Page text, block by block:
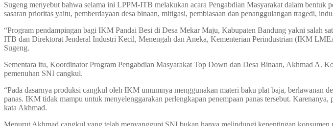
Sugeng menyebut bahwa selama ini LPPM-ITB melakukan acara Pengabdian Masyarakat dalam
sasaran prioritas yaitu, pemberdayaan desa binaan, mitigasi, pembiasaan dan penanggulangan tragedi,
“Program pendampingan bagi IKM Pandai Besi di Desa Mekar Maju, Kabupaten Bandung yakni salah
ITB dan Direktorat Jenderal Industri Kecil, Menengah dan Aneka, Kementerian Perindustrian (IKM
Sugeng.
Sementara itu, Koordinator Program Pengabdian Masyarakat Top Down dan Desa Binaan, Akhmad A.
pemenuhan SNI cangkul.
“Pada dasarnya produksi cangkul oleh IKM umumnya menggunakan materi baku plat baja, berlawanan
panas. IKM tidak mampu untuk menyelenggarakan perlengkapan penempaan panas tersebut.
kata Akhmad.
Menurut Akhmad cangkul yang telah menyanggupi SNI bukan hanya melindungi kepentingan